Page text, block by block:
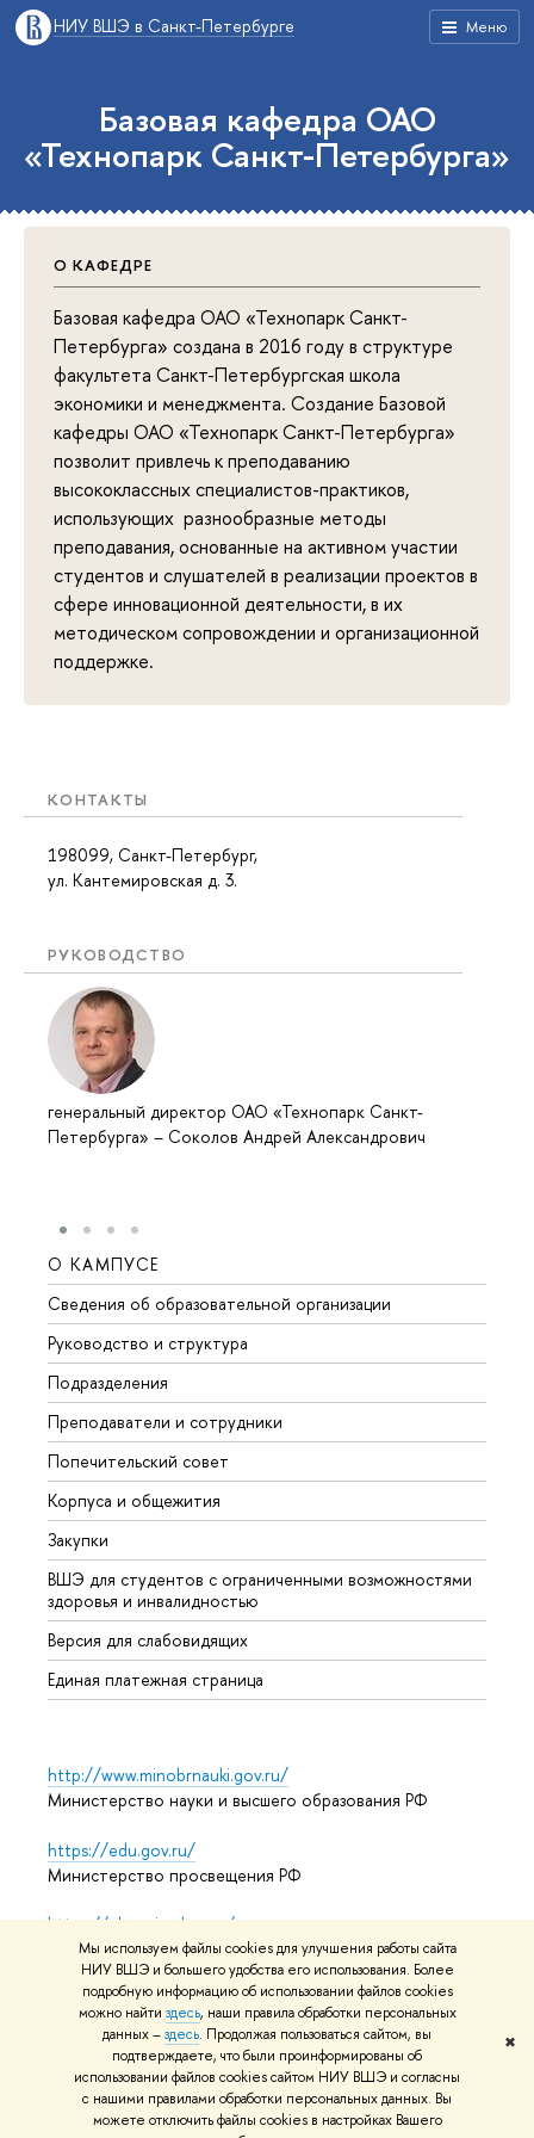
Мы используем файлы cookies для улучшения работы сайта
НИУ ВШЭ и большего удобства его использования. Более
подробную информацию об использовании файлов cookies
можно найти здесь, наши правила обработки персональных
данных –здесь. Продолжая пользоваться сайтом, вы
подтверждаете, что были проинформированы об
использовании файлов cookies сайтом НИУ ВШЭ и согласны
с нашими правилами обработки персональных данных. Вы
можете отключить файлы cookies в настройках Вашего
✖
Меню
НИУ ВШЭ в Санкт-Петербурге
КОНТАКТЫ
198099, Санкт-Петербург,
ул. Кантемировская д. 3.
РУКОВОДСТВО
генеральный директор ОАО «Технопарк Санкт-
Петербурга» – Соколов Андрей Александрович
Базовая кафедра ОАО
«Технопарк Санкт-Петербурга»
О КАФЕДРЕ
Базовая кафедра ОАО «Технопарк Санкт-
Петербурга» создана в 2016 году в структуре
факультета Санкт-Петербургская школа
экономики и менеджмента. Создание Базовой
кафедры ОАО «Технопарк Санкт-Петербурга»
позволит привлечь к преподаванию
высококлассных специалистов-практиков,
использующих разнообразные методы
преподавания, основанные на активном участии
студентов и слушателей в реализации проектов в
сфере инновационной деятельности, в их
методическом сопровождении и организационной
поддержке.
О КАМПУСЕ
Сведения об образовательной организации
Руководство и структура
Подразделения
Преподаватели и сотрудники
Попечительский совет
Корпуса и общежития
Закупки
ВШЭ для студентов с ограниченными возможностями
здоровья и инвалидностью
Версия для слабовидящих
Единая платежная страница
http://www.minobrnauki.gov.ru/
Министерство науки и высшего образования РФ
https://edu.gov.ru/
Министерство просвещения РФ
https://elearning.hse.ru/mooc
Массовые открытые онлайн-курсы
© НИУ ВШЭ 1993–2026 Адреса и контактыУсловия
использования материаловПолитика конфиденциальности
Карта сайта
Редактору